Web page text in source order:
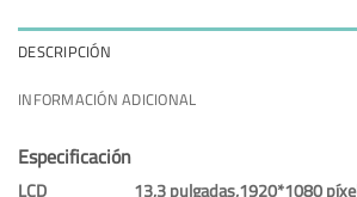
DESCRIPCIÓN
INFORMACIÓN ADICIONAL
Especificación